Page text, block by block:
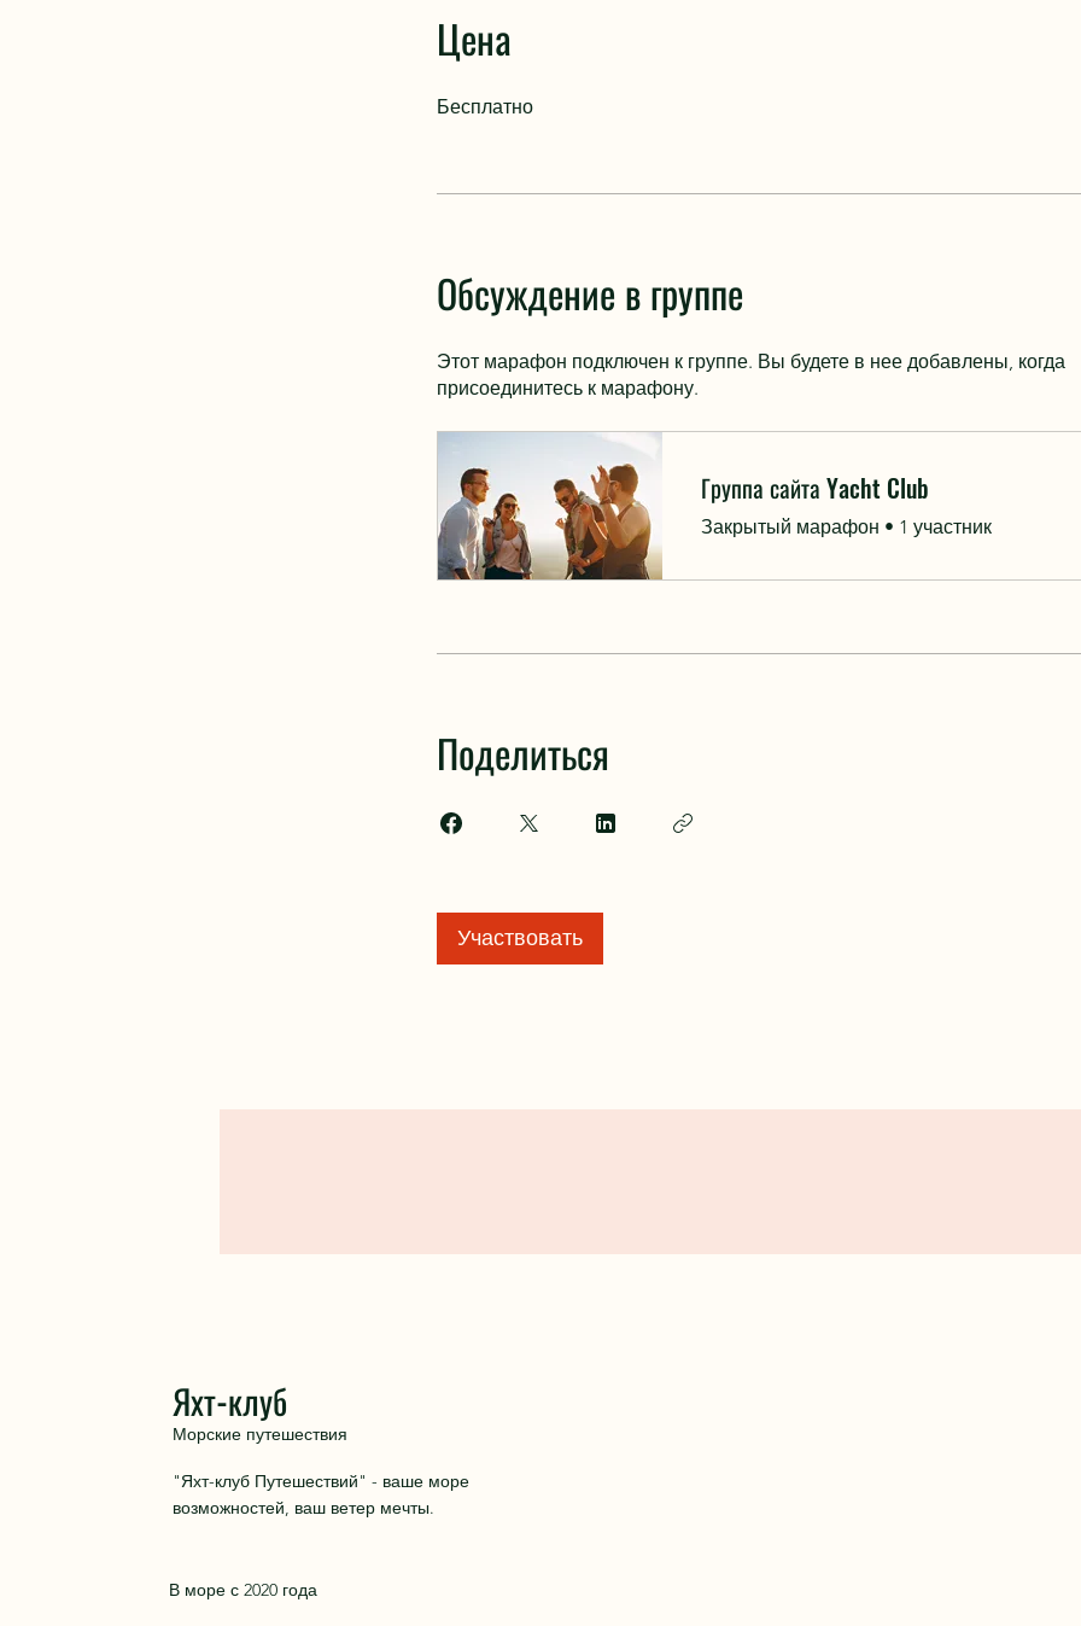
Цена
Бесплатно
Обсуждение в группе
Этот марафон подключен к группе. Вы будете в нее добавлены, когда
присоединитесь к марафону.
Группа сайта Yacht Club
Закрытый марафон • 1 участник
Поделиться
Участвовать
Яхт-клуб
Морские путешествия
"Яхт-клуб Путешествий" - ваше море
возможностей, ваш ветер мечты.
В море с 2020 года